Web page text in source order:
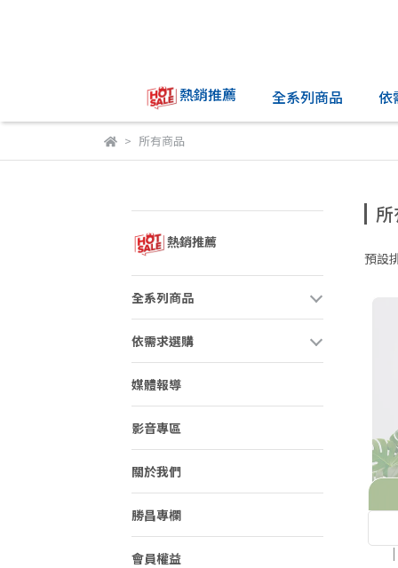
熱銷推薦 全系列商品 依
所有商品
熱銷推薦
全系列商品
依需求選購
媒體報導
影音專區
關於我們
勝昌專欄
會員權益
預設